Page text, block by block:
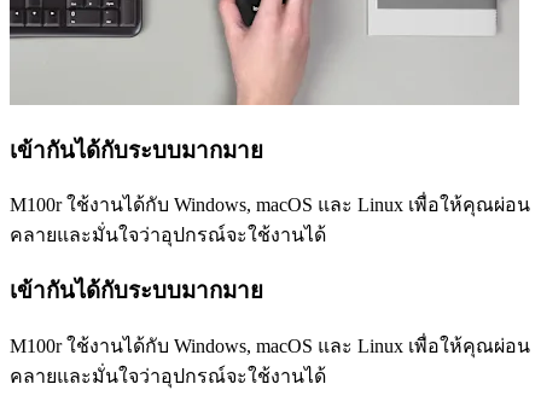
เข้ากันได้กับระบบมากมาย
M100r ใช้งานได้กับ Windows, macOS และ Linux เพื่อให้คุณผ่อน
คลายและมั่นใจว่าอุปกรณ์จะใช้งานได้
เข้ากันได้กับระบบมากมาย
M100r ใช้งานได้กับ Windows, macOS และ Linux เพื่อให้คุณผ่อน
คลายและมั่นใจว่าอุปกรณ์จะใช้งานได้